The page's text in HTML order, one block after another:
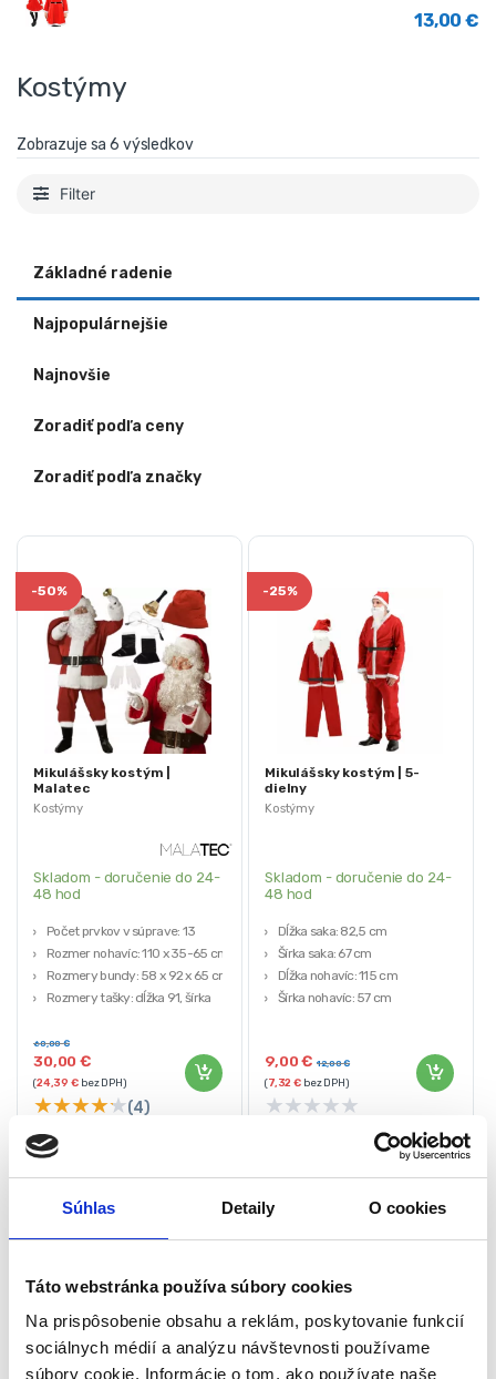
Súhlas Detaily O cookies
Táto webstránka používa súbory cookies
Na prispôsobenie obsahu a reklám, poskytovanie funkcií
sociálnych médií a analýzu návštevnosti používame
súbory cookie. Informácie o tom, ako používate naše
13,00€
Kostýmy
Zobrazuje sa 6 výsledkov
Filter
Základné radenie
Najpopulárnejšie
Najnovšie
Zoradiť podľa ceny
Zoradiť podľa značky
Kostýmy
-50%
Mikulášsky kostým |
Malatec
Skladom - doručenie do 24-
48 hod
Počet prvkov v súprave: 13
Rozmer nohavíc: 110 x 35-65 cm
Rozmery bundy: 58 x 92 x 65 cm
Rozmery tašky: dĺžka 91, šírka
Farba: červeno-biela, čierna, zlatá
30,00€
60,00€
(24,39€bez DPH)
★★★★★(4)
Kostýmy
-25%
Mikulášsky kostým | 5-
dielny
Skladom - doručenie do 24-
48 hod
Dĺžka saka: 82,5 cm
Šírka saka: 67 cm
Dĺžka nohavíc: 115 cm
Šírka nohavíc: 57 cm
9,00€ 12,00€
(7,32€ bez DPH)
★★★★★